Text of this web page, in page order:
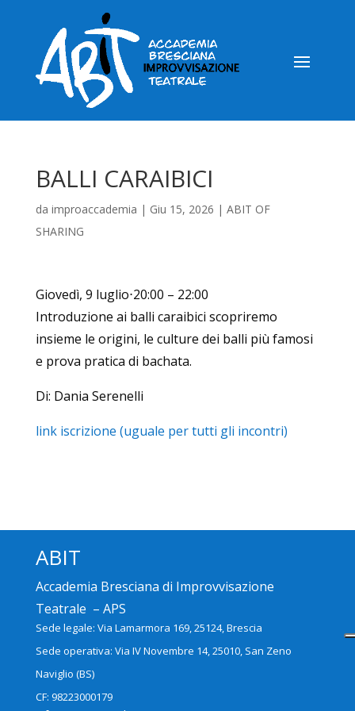
BALLI CARAIBICI
da improaccademia | Giu 15, 2026 | ABIT OF
SHARING
Giovedì, 9 luglio⋅20:00 – 22:00
Introduzione ai balli caraibici scopriremo
insieme le origini, le culture dei balli più famosi
e prova pratica di bachata.
Di: Dania Serenelli
link iscrizione (uguale per tutti gli incontri)
ABIT
Accademia Bresciana di Improvvisazione
Teatrale – APS
Sede legale: Via Lamarmora 169, 25124, Brescia
Sede operativa: Via IV Novembre 14, 25010, San Zeno
Naviglio (BS)
CF: 98223000179